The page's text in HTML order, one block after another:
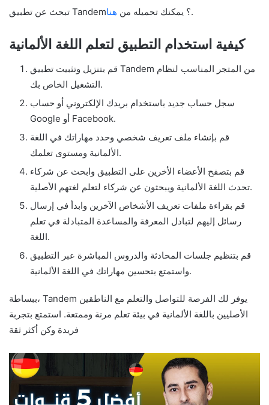
تبحث عن تطبيق Tandem؟ يمكنك تحميله من هنا .
كيفية استخدام التطبيق لتعلم اللغة الألمانية
قم بتنزيل وتثبيت تطبيق Tandem من المتجر المناسب لنظام
التشغيل الخاص بك.
سجل حساب جديد باستخدام بريدك الإلكتروني أو حساب
Google أو Facebook.
قم بإنشاء ملف تعريف شخصي وحدد مهاراتك في اللغة
الألمانية ومستوى تعلمك.
قم بتصفح الأعضاء الأخرين على التطبيق وابحث عن شركاء
تحدث اللغة الألمانية ويبحثون عن شركاء لتعلم لغتهم الأصلية.
قم بقراءة ملفات تعريف الأشخاص الآخرين وابدأ في إرسال
رسائل إليهم لتبادل المعرفة والمساعدة المتبادلة في تعلم
اللغة.
قم بتنظيم جلسات المحادثة والدروس المباشرة عبر التطبيق
واستمتع بتحسين مهاراتك في اللغة الألمانية.
ببساطة، Tandem يوفر لك الفرصة للتواصل والتعلم مع الناطقين
الأصليين باللغة الألمانية في بيئة تعلم مرنة وممتعة. استمتع بتجربة
فريدة وكن أكثر ثقة